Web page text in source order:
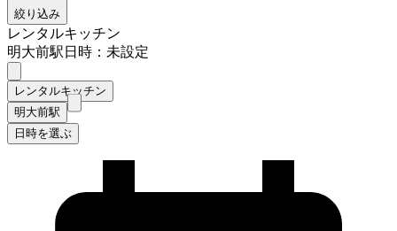
絞り込み
レンタルキッチン
明大前駅日時：未設定
レンタルキッチン
明大前駅
日時を選ぶ